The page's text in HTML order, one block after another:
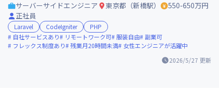
2026/5/27 更新
サーバーサイドエンジニア 東京都（新橋駅）
550-650万円
正社員
Laravel CodeIgniter
PHP
自社サービスあり
リモートワーク可 服装自由
副業可
フレックス制度あり
残業月20時間未満 女性エンジニアが活躍中